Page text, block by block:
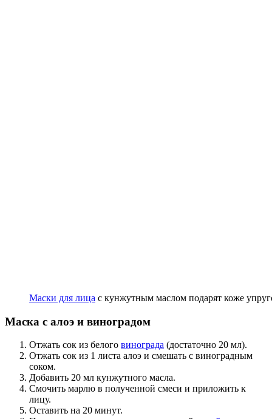
Маски для лица с кунжутным маслом подарят коже
Маска с алоэ и виноградом
Отжать сок из белого винограда (достаточно 20 мл).
Отжать сок из 1 листа алоэ и смешать с виноградным
соком.
Добавить 20 мл кунжутного масла.
Смочить марлю в полученной смеси и приложить к
лицу.
Оставить на 20 минут.